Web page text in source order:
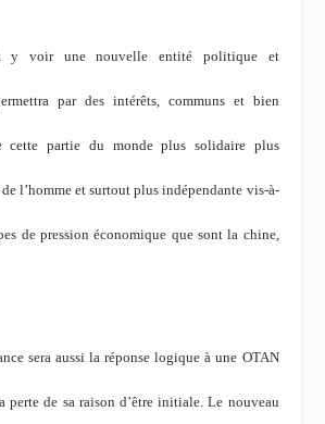
y voir une nouvelle entité politique et
par des intérêts, communs et bien
cette partie du monde plus solidaire plus
l’homme et surtout plus indépendante vis-à-
de pression économique que sont la chine,
sera aussi la réponse logique à une OTAN
perte de sa raison d’être initiale. Le nouveau